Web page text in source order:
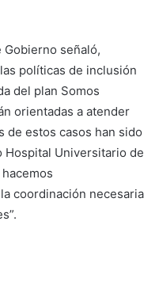
Gobierno señaló,
políticas de inclusión
del plan Somos
orientadas a atender
de estos casos han sido
Universitario de
coordinación necesaria